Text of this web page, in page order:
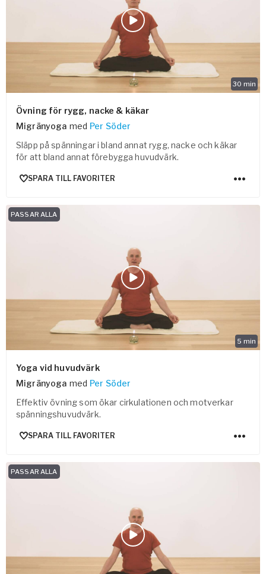
Vården – Yogobe Health & Care
Så stöttar Yogobe patienter, förskrivare och sjukvården
FaR
Fysisk aktivitet på recept
Företag
Stöd till arbetsgivare, försäkringsbolag & organisationer
Arbetsgivare
Pausa Smart
Yogobe för yogalärare
30 min
Övning för rygg, nacke & käkar
Migränyoga med Per Söder
Släpp på spänningar i bland annat rygg, nacke och käkar
för att bland annat förebygga huvudvärk.
SPARA TILL FAVORITER
5 min
PASSAR ALLA
Yoga vid huvudvärk
Migränyoga med Per Söder
Effektiv övning som ökar cirkulationen och motverkar
spänningshuvudvärk.
SPARA TILL FAVORITER
PASSAR ALLA